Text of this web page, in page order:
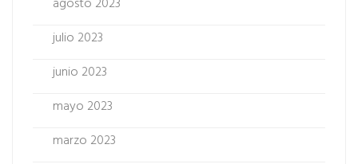
julio 2023
junio 2023
mayo 2023
marzo 2023